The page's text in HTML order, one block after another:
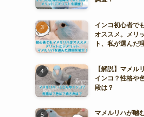
インコ初心者で
オススメ。メリ
ト、私が選んだ
【解説】マメル
インコ？性格や
段は？
マメルリハが噛